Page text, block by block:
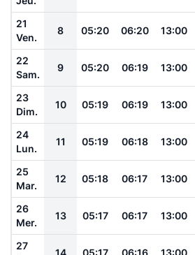
21
Ven.
8 05:20 06:20 13:00
22
Sam.
9 05:20 06:19 13:00
23
Dim.
10 05:19 06:19 13:00
24
Lun.
11 05:19 06:18 13:00
25
Mar.
12 05:18 06:17 13:00
26
Mer.
13 05:17 06:17 13:00
27
14 05:17 06:16 13:00